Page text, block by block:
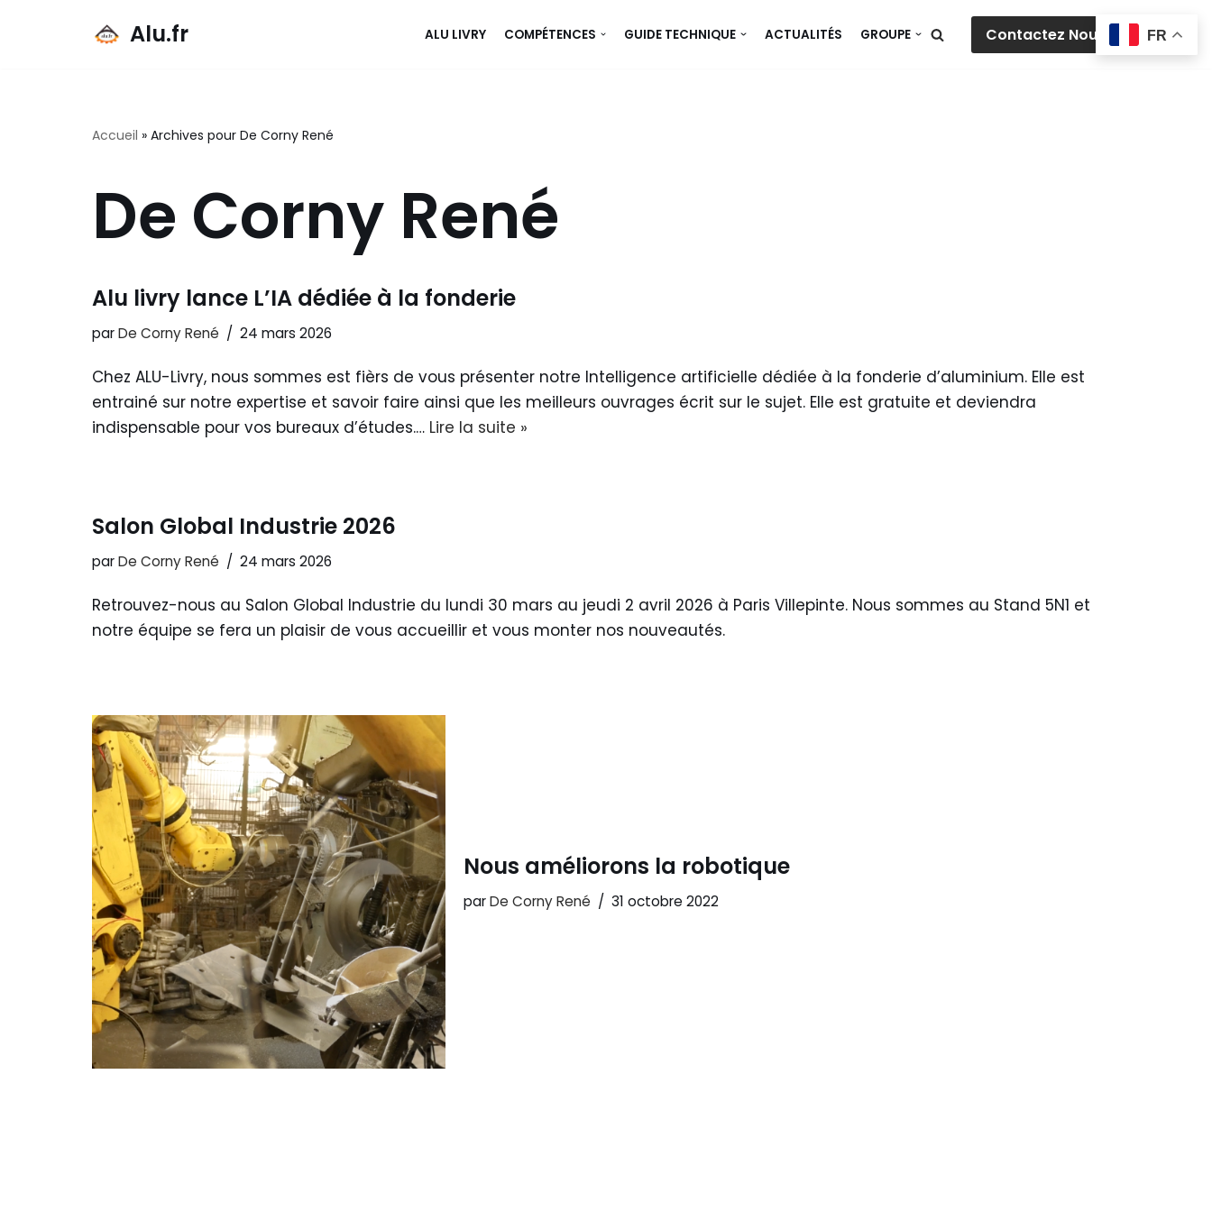
Alu.fr ALU LIVRY COMPÉTENCES GUIDE TECHNIQUE ACTUALITÉS GROUPE Contactez Nous
Accueil » Archives pour De Corny René
De Corny René
Alu livry lance L’IA dédiée à la fonderie
parDe Corny René 24 mars 2026
Chez ALU-Livry, nous sommes est fièrs de vous présenter notre Intelligence artificielle dédiée à la fonderie d’aluminium. Elle est
entrainé sur notre expertise et savoir faire ainsi que les meilleurs ouvrages écrit sur le sujet. Elle est gratuite et deviendra
indispensable pour vos bureaux d’études.… Lire la suite »
Salon Global Industrie 2026
parDe Corny René 24 mars 2026
Retrouvez-nous au Salon Global Industrie du lundi 30 mars au jeudi 2 avril 2026 à Paris Villepinte. Nous sommes au Stand 5N1 et
notre équipe se fera un plaisir de vous accueillir et vous monter nos nouveautés.
Nous améliorons la robotique
parDe Corny René 31 octobre 2022
FR